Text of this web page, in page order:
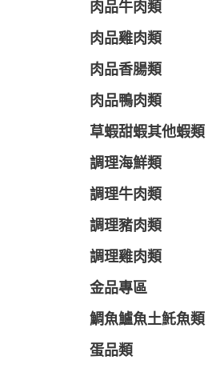
肉品牛肉類
肉品雞肉類
肉品香腸類
肉品鴨肉類
草蝦甜蝦其他蝦類
調理海鮮類
調理牛肉類
調理豬肉類
調理雞肉類
金品專區
鯛魚鱸魚土魠魚類
蛋品類